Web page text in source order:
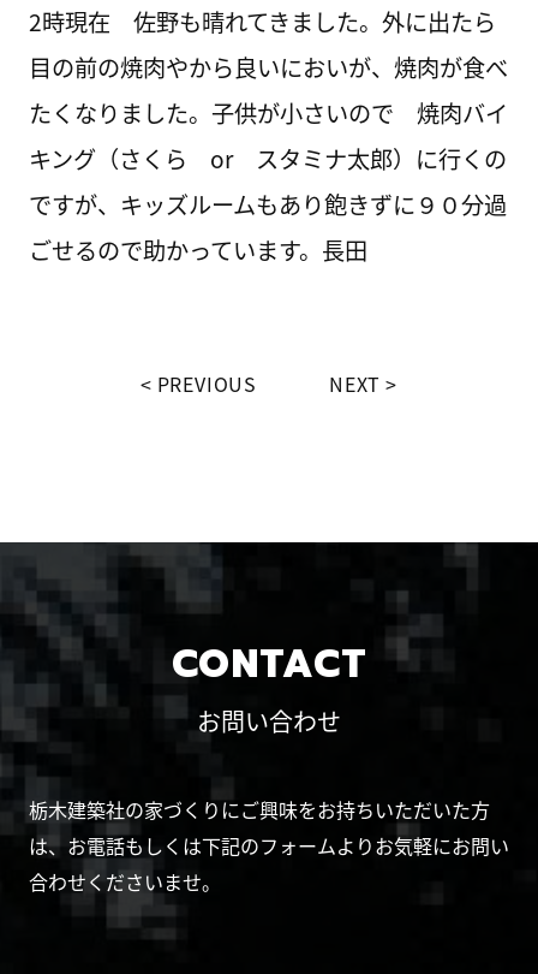
2時現在 佐野も晴れてきました。外に出たら
目の前の焼肉やから良いにおいが、焼肉が食べ
たくなりました。子供が小さいので 焼肉バイ
キング（さくら or スタミナ太郎）に行くの
ですが、キッズルームもあり飽きずに９０分過
ごせるので助かっています。長田
PREVIOUS NEXT
CONTACT
お問い合わせ
栃木建築社の家づくりにご興味をお持ちいただいた方
は、お電話もしくは下記のフォームよりお気軽にお問い
合わせくださいませ。